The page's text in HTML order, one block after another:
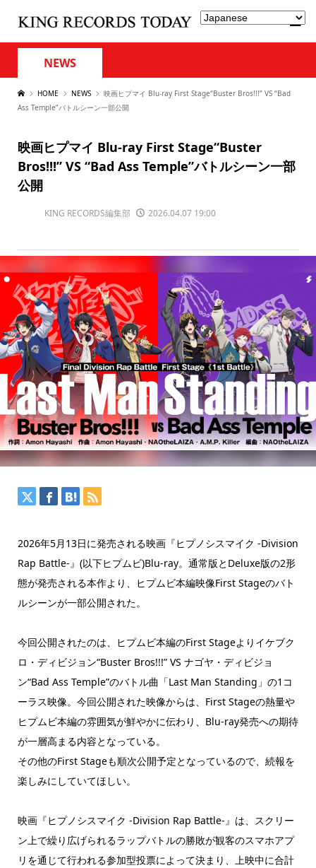
NEWS
HOME NEWS
映画ヒプマイ Blu-ray First Stage“Buster Bros!!!” VS “Bad
Ass Temple”バトルシーン一部公開
映画ヒプマイ Blu-ray First Stage“Buster
Bros!!!” VS “Bad Ass Temple”バトルシーン一部
公開
KING RECORDS編集部 2026.04.07 19:00
2026年5月13日に発売される映画『ヒプノシスマイク -Division
Rap Battle-』(以下ヒプムビ)Blu-ray。通常版とDeluxe版の2形
態が発売される本作より、ヒプムビ本編映像First Stageのバト
ルシーンが一部公開された。
今回公開されたのは、ヒプムビ本編のFirst Stageよりイケブク
ロ・ディビジョン“Buster Bros!!!” VS ナゴヤ・ディビジョ
ン“Bad Ass Temple”のバトル曲「Last Man Standing」の1コ
ーラス映像。今回公開された映像からは、First Stageの熱量や
ヒプムビ本編の雰囲気が鮮やかに伝わり、Blu-ray発売への期待
が一層高まる内容となっている。
その他のFirst Stageも順次公開予定となっているので、続報を
楽しみにしていてほしい。
映画『ヒプノシスマイク -Division Rap Battle-』は、スクリー
ン上で繰り広げられるラップバトルの勝敗が観客のスマホアプ
リを通じて行われる参加型投票によって決まり、上映中に合計